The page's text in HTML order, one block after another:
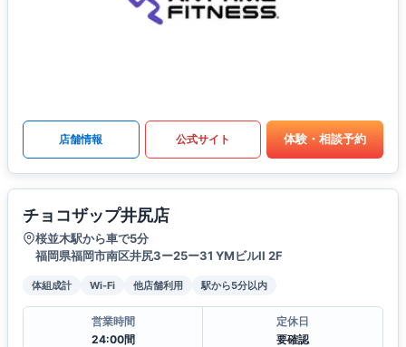
店舗情報 公式サイト 体験・相談予約
チョコザップ井尻店
桜並木駅から車で5分
福岡県福岡市南区井尻3ー25ー31 YMビルII 2F
体組成計 Wi-Fi 他店舗利用 駅から5分以内
営業時間
24:00間
定休日
要確認